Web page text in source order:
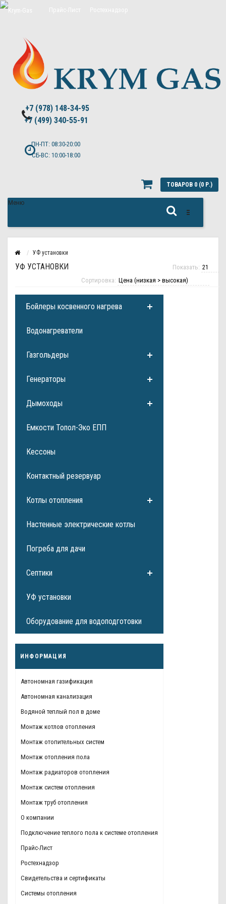
+7 (978) 148-34-95
+7 (499) 340-55-91 ​
ПН-ПТ: 08:30-20:00
СБ-ВС: 10:00-18:00
ТОВАРОВ 0 (0 Р.)
Меню
УФ установки
УФ УСТАНОВКИ
Показать:
Сортировка:
Бойлеры косвенного нагрева
Водонагреватели
Газгольдеры
Генераторы
Дымоходы
Емкости Топол-Эко ЕПП
Кессоны
Контактный резервуар
Котлы отопления
Настенные электрические котлы
Погреба для дачи
Септики
УФ установки
Оборудование для водоподготовки
ИНФОРМАЦИЯ
Автономная газификация
Автономная канализация
Водяной теплый пол в доме
Монтаж котлов отопления
Монтаж отопительных систем
Монтаж отопления пола
Монтаж радиаторов отопления
Монтаж систем отопления
Монтаж труб отопления
О компании
Подключение теплого пола к системе отопления
Прайс-Лист
Ростехнадзор
Свидетельства и сертификаты
Системы отопления